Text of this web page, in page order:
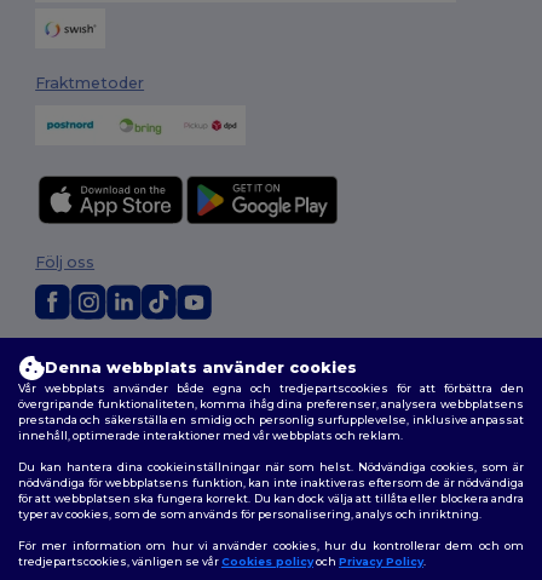
Fraktmetoder
Allmänna Villkor|Anpassad policy|Integritetspolicy
|Karta över webbplatsen
Följ oss
Denna webbplats använder cookies
Vår webbplats använder både egna och tredjepartscookies för att förbättra den
övergripande funktionaliteten, komma ihåg dina preferenser, analysera webbplatsens
prestanda och säkerställa en smidig och personlig surfupplevelse, inklusive anpassat
innehåll, optimerade interaktioner med vår webbplats och reklam.
Du kan hantera dina cookieinställningar när som helst. Nödvändiga cookies, som är
nödvändiga för webbplatsens funktion, kan inte inaktiveras eftersom de är nödvändiga
för att webbplatsen ska fungera korrekt. Du kan dock välja att tillåta eller blockera andra
typer av cookies, som de som används för personalisering, analys och inriktning.
För mer information om hur vi använder cookies, hur du kontrollerar dem och om
tredjepartscookies, vänligen se vårCookies policyoch Privacy Policy.